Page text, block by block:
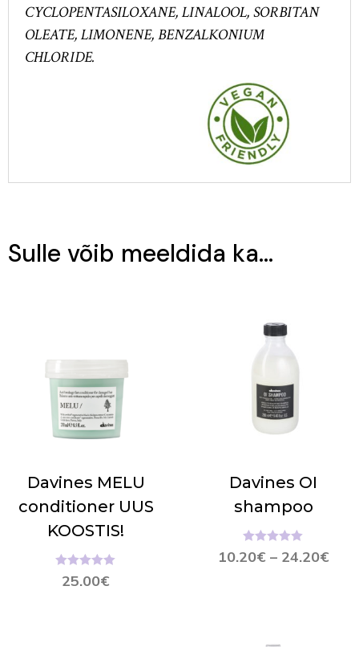
CYCLOPENTASILOXANE, LINALOOL, SORBITAN
OLEATE, LIMONENE, BENZALKONIUM
CHLORIDE.
Sulle võib meeldida ka…
Davines MELU
conditioner UUS
KOOSTIS!
25.00€
Hinnanguga
5.00/ 5
Davines OI
shampoo
10.20€ – 24.20€
Hinnanguga
5.00
/ 5